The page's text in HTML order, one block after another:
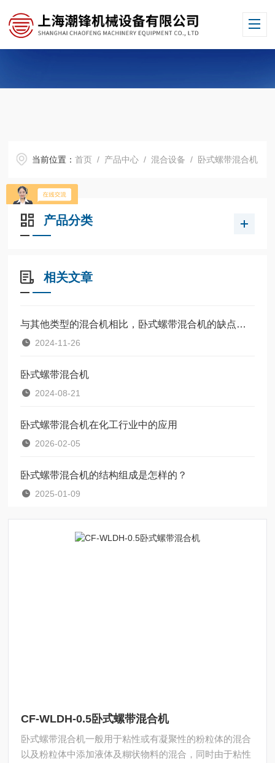
当前位置：首页 / 产品中心 /混合设备 / 卧式螺带混合机
产品分类
相关文章
与其他类型的混合机相比，卧式螺带混合机的缺点是什么？
2024-11-26
卧式螺带混合机
2024-08-21
卧式螺带混合机在化工行业中的应用
2026-02-05
卧式螺带混合机的结构组成是怎样的？
2025-01-09
CF-WLDH-0.5卧式螺带混合机
卧式螺带混合机一般用于粘性或有凝聚性的粉粒体的混合
以及粉粒体中添加液体及糊状物料的混合，同时由于粘性